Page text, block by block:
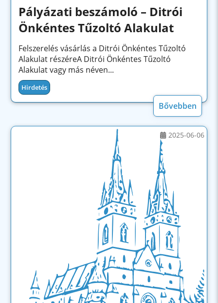
Pályázati beszámoló – Ditrói
Önkéntes Tűzoltó Alakulat
Felszerelés vásárlás a Ditrói Önkéntes Tűzoltó
Alakulat részéreA Ditrói Önkéntes Tűzoltó
Alakulat vagy más néven...
Hirdetés
Bővebben
2025-06-06